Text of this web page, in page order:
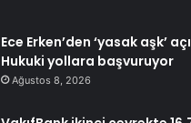
Ece Erken’den ‘yasak aşk’
Hukuki yollara başvuruyor
Ağustos 8, 2026